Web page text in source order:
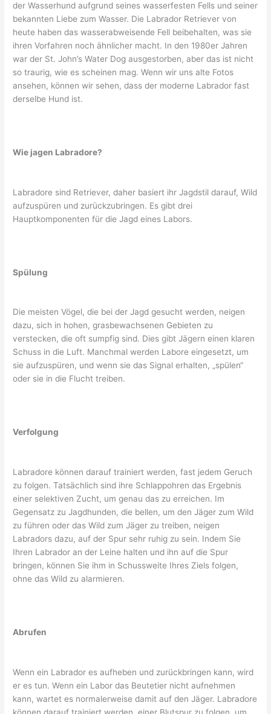
der Wasserhund aufgrund seines wasserfesten Fells und seiner
bekannten Liebe zum Wasser. Die Labrador Retriever von
heute haben das wasserabweisende Fell beibehalten, was sie
ihren Vorfahren noch ähnlicher macht. In den 1980er Jahren
war der St. John’s Water Dog ausgestorben, aber das ist nicht
so traurig, wie es scheinen mag. Wenn wir uns alte Fotos
ansehen, können wir sehen, dass der moderne Labrador fast
derselbe Hund ist.
Wie jagen Labradore?
Labradore sind Retriever, daher basiert ihr Jagdstil darauf, Wild
aufzuspüren und zurückzubringen. Es gibt drei
Hauptkomponenten für die Jagd eines Labors.
Spülung
Die meisten Vögel, die bei der Jagd gesucht werden, neigen
dazu, sich in hohen, grasbewachsenen Gebieten zu
verstecken, die oft sumpfig sind. Dies gibt Jägern einen klaren
Schuss in die Luft. Manchmal werden Labore eingesetzt, um
sie aufzuspüren, und wenn sie das Signal erhalten, „spülen“
oder sie in die Flucht treiben.
Verfolgung
Labradore können darauf trainiert werden, fast jedem Geruch
zu folgen. Tatsächlich sind ihre Schlappohren das Ergebnis
einer selektiven Zucht, um genau das zu erreichen. Im
Gegensatz zu Jagdhunden, die bellen, um den Jäger zum Wild
zu führen oder das Wild zum Jäger zu treiben, neigen
Labradors dazu, auf der Spur sehr ruhig zu sein. Indem Sie
Ihren Labrador an der Leine halten und ihn auf die Spur
bringen, können Sie ihm in Schussweite Ihres Ziels folgen,
ohne das Wild zu alarmieren.
Abrufen
Wenn ein Labrador es aufheben und zurückbringen kann, wird
er es tun. Wenn ein Labor das Beutetier nicht aufnehmen
kann, wartet es normalerweise damit auf den Jäger. Labradore
können darauf trainiert werden, einer Blutspur zu folgen, um